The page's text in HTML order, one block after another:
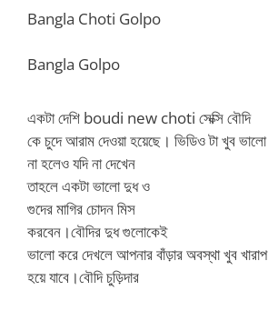
Bangla Choti Golpo
Bangla Golpo
একটা দেশি boudi new choti সেক্সি বৌদি
কে চুদে আরাম দেওয়া হয়েছে। ভিডিও টা খুব ভালো
না হলেও যদি না দেখেন
তাহলে একটা ভালো দুধ ও
গুদের মাগির চোদন মিস
করবেন।বৌদির দুধ গুলোকেই
ভালো করে দেখলে আপনার বাঁড়ার অবস্থা খুব খারাপ
হয়ে যাবে।বৌদি চুড়িদার